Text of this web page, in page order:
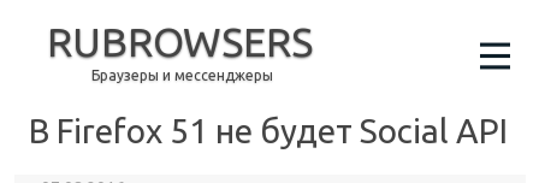
RUBROWSERS
Браузеры и мессенджеры
В Firefox 51 не будет Social API